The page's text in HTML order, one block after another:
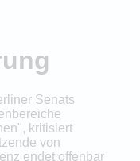
Senats
kritisiert
von
endet offenbar